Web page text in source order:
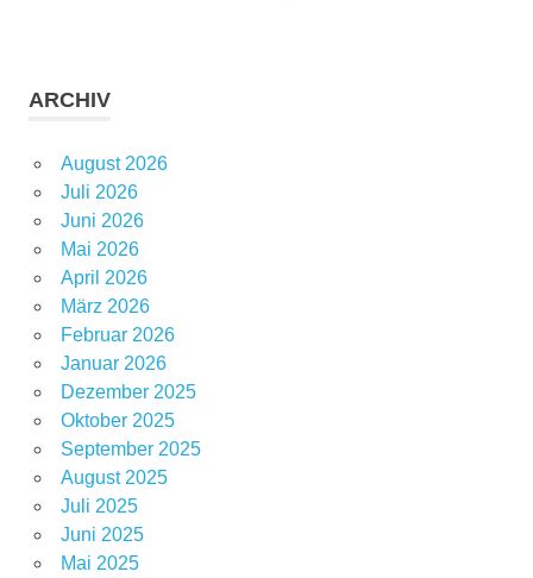
ARCHIV
August 2026
Juli 2026
Juni 2026
Mai 2026
April 2026
März 2026
Februar 2026
Januar 2026
Dezember 2025
Oktober 2025
September 2025
August 2025
Juli 2025
Juni 2025
Mai 2025